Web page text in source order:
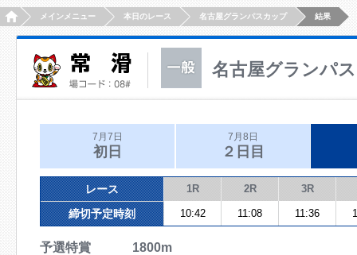
HOMEメインメニュー 本日のレース 名古屋グランパスカップ 結果
名古屋グランパ
7月7日
初日
7月8日
２日目
レース 1R 2R 3R
締切予定時刻 10:42 11:08 11:36
予選特賞 1800m